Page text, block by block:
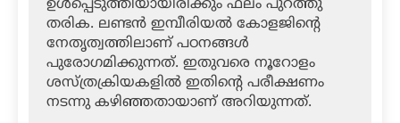
ഉള്‍പ്പെടുത്തിയായിരിക്കും ഫലം പുറത്തു
തരിക. ലണ്ടന്‍ ഇമ്പീരിയല്‍ കോളജിന്റെ
നേതൃത്വത്തിലാണ് പഠനങ്ങള്‍
പുരോഗമിക്കുന്നത്. ഇതുവരെ നൂറോളം
ശസ്ത്രക്രിയകളില്‍ ഇതിന്റെ പരീക്ഷണം
നടന്നു കഴിഞ്ഞതായാണ് അറിയുന്നത്.